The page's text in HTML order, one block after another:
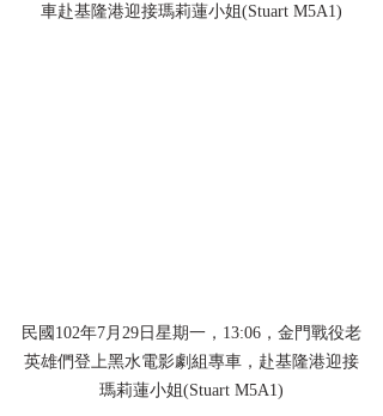
車赴基隆港迎接瑪莉蓮小姐(Stuart M5A1)
民國102年7月29日星期一，13:06，金門戰役老
英雄們登上黑水電影劇組專車，赴基隆港迎接
瑪莉蓮小姐(Stuart M5A1)